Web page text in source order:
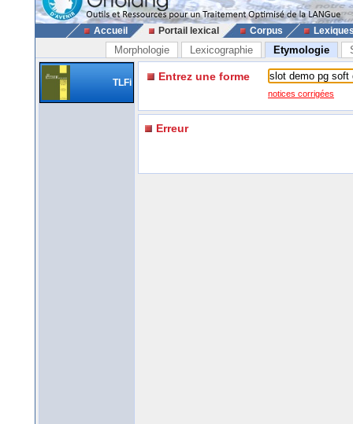
Accueil Portail lexical Corpus
Morphologie Lexicographie Etymologie
TLFi Entrez une forme
notices corrigées
Erreur